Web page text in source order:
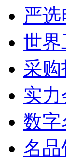
严
世界
采购
实力
数字
名品